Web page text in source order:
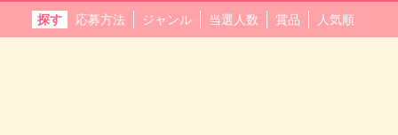
探す 応募方法 ジャンル 当選人数 賞品 人気順